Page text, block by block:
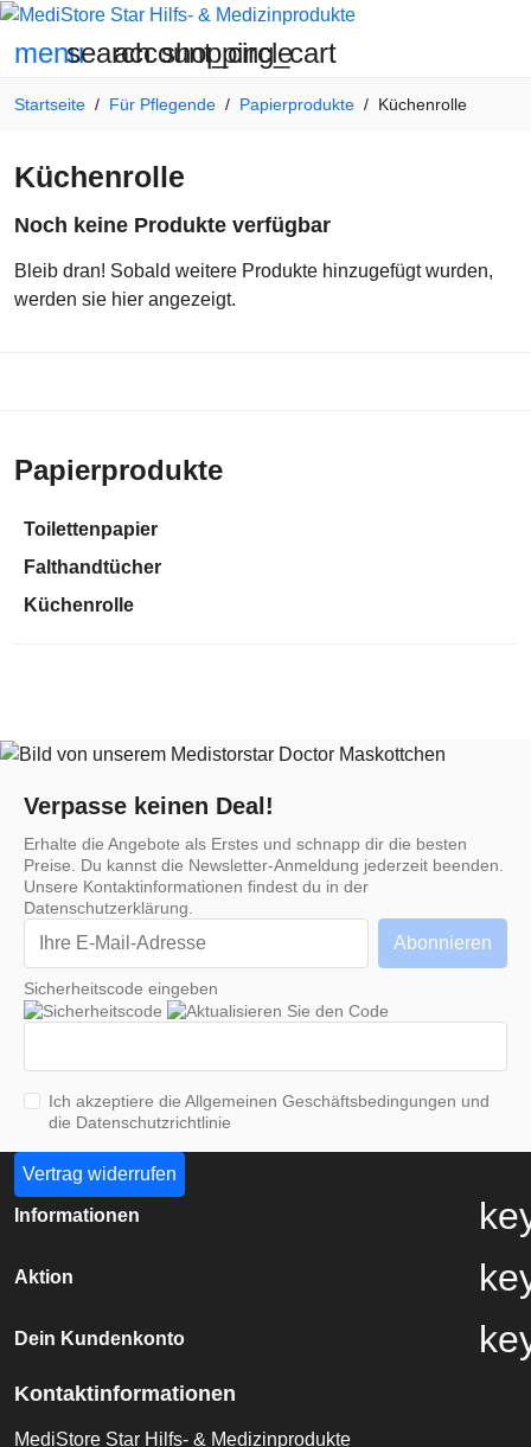
search
menu account_circle
shopping_cart
Startseite Für Pflegende Papierprodukte Küchenrolle
Papierprodukte
Toilettenpapier
Falthandtücher
Küchenrolle
Küchenrolle
Noch keine Produkte verfügbar
Bleib dran! Sobald weitere Produkte hinzugefügt wurden,
werden sie hier angezeigt.
Verpasse keinen Deal!
Erhalte die Angebote als Erstes und schnapp dir die besten
Preise. Du kannst die Newsletter-Anmeldung jederzeit beenden.
Unsere Kontaktinformationen findest du in der
Datenschutzerklärung.
Sicherheitscode eingeben
Ich akzeptiere die Allgemeinen Geschäftsbedingungen und
die Datenschutzrichtlinie
Vertrag widerrufen
Informationen
Aktion
Dein Kundenkonto
Kontaktinformationen
MediStore Star Hilfs- & Medizinprodukte